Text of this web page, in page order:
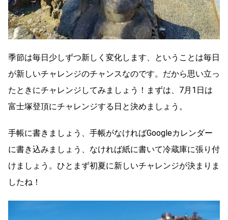
季節は毎日少しずつ新しく変化します、ということは毎日
が新しいチャレンジのチャンスなのです。だから思い立っ
たときにチャレンジしてみましょう！まずは、7月1日は
富士塚登頂にチャレンジする日と決めましょう。
手帳に書きましょう、手帳がなければGoogleカレンダー
に書き込みましょう、なければ紙に書いて冷蔵庫に張り付
けましょう。ひとまず初夏に新しいチャレンジが決まりま
したね！